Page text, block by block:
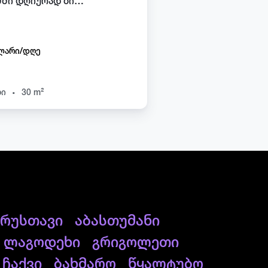
დღე
. 30 m²
რუსთავი
აბასთუმანი
ლაგოდეხი
გრიგოლეთი
ჩაქვი
ბახმარო წყალტუბო